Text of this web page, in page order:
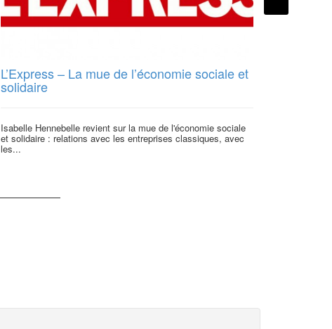
L’Express – La mue de l’économie sociale et
solidaire
Isabelle Hennebelle revient sur la mue de l'économie sociale
et solidaire : relations avec les entreprises classiques, avec
les...